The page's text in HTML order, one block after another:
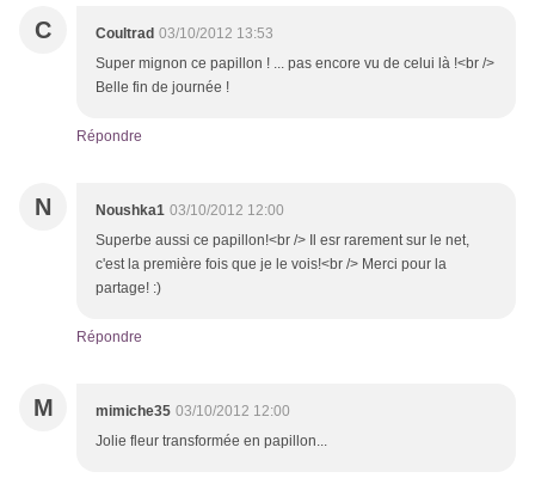
C Coultrad 03/10/2012 13:53
Super mignon ce papillon ! ... pas encore vu de celui là !<br />
Belle fin de journée !
Répondre
N Noushka1 03/10/2012 12:00
Superbe aussi ce papillon!<br /> Il esr rarement sur le net,
c'est la première fois que je le vois!<br /> Merci pour la
partage! :)
Répondre
M mimiche35 03/10/2012 12:00
Jolie fleur transformée en papillon...